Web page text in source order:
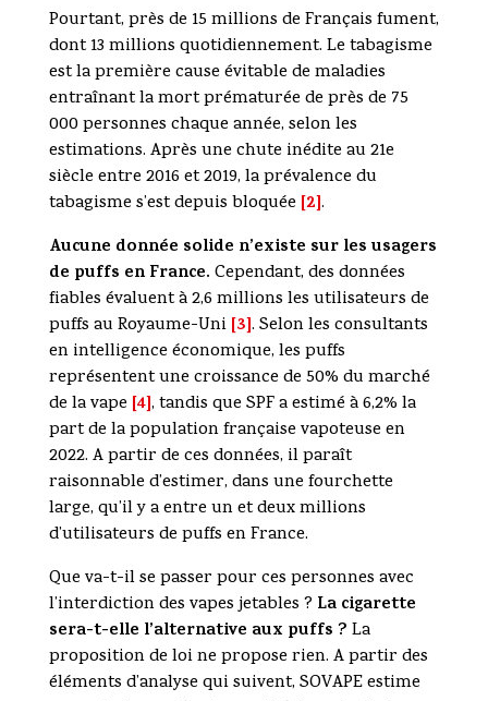
Pourtant, près de 15 millions de Français fument,
dont 13 millions quotidiennement. Le tabagisme
est la première cause évitable de maladies
entraînant la mort prématurée de près de 75
000 personnes chaque année, selon les
estimations. Après une chute inédite au 21e
siècle entre 2016 et 2019, la prévalence du
tabagisme s’est depuis bloquée [2].
Aucune donnée solide n’existe sur les usagers
de puffs en France. Cependant, des données
fiables évaluent à 2,6 millions les utilisateurs de
puffs au Royaume-Uni [3]. Selon les consultants
en intelligence économique, les puffs
représentent une croissance de 50% du marché
de la vape [4], tandis que SPF a estimé à 6,2% la
part de la population française vapoteuse en
2022. A partir de ces données, il paraît
raisonnable d’estimer, dans une fourchette
large, qu’il y a entre un et deux millions
d’utilisateurs de puffs en France.
Que va-t-il se passer pour ces personnes avec
l’interdiction des vapes jetables ? La cigarette
sera-t-elle l’alternative aux puffs ? La
proposition de loi ne propose rien. A partir des
éléments d’analyse qui suivent, SOVAPE estime